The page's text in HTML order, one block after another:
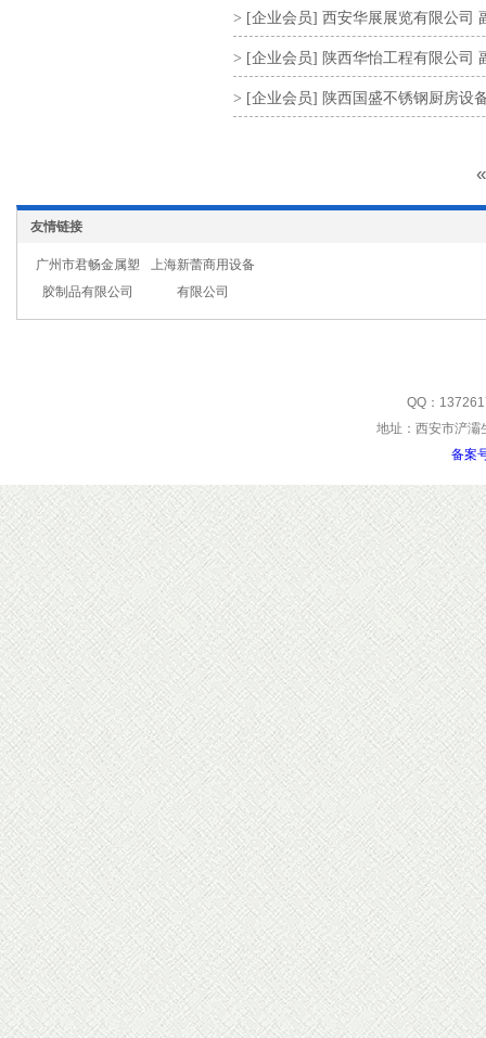
> [企业会员] 西安华展展览有限公司
> [企业会员] 陕西华怡工程有限公司
> [企业会员] 陕西国盛不锈钢厨房设
友情链接
广州市君畅金属塑
胶制品有限公司
上海新蕾商用设备
有限公司
QQ：
地址：西安市浐
备案